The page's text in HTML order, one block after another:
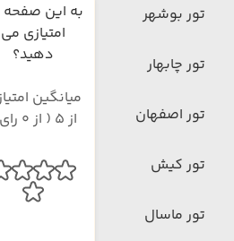
تور بوشهر
تور چابهار
تور اصفهان
تور کیش
تور ماسال
به این
امتیازی می
دهید؟
از 5 ( از 0 رای )